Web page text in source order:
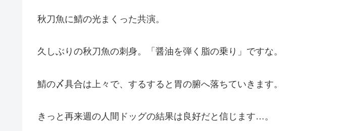
秋刀魚に鯖の光まくった共演。
久しぶりの秋刀魚の刺身。「醤油を弾く脂の乗り」ですな。
鯖の〆具合は上々で、するすると胃の腑へ落ちていきます。
きっと再来週の人間ドッグの結果は良好だと信じます…。